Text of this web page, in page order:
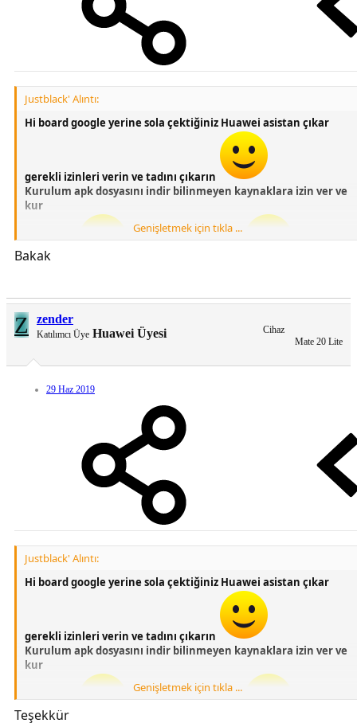
Justblack' Alıntı:
Hi board google yerine sola çektiğiniz Huawei asistan çıkar
gerekli izinleri verin ve tadını çıkarın
Kurulum apk dosyasını indir bilinmeyen kaynaklara izin ver ve
kur
Türkçedir
Genişletmek için tıkla ...
Bakak
Z zender
Katılımcı Üye Huawei Üyesi
Cihaz
Mate 20 Lite
29 Haz 2019
Justblack' Alıntı:
Hi board google yerine sola çektiğiniz Huawei asistan çıkar
gerekli izinleri verin ve tadını çıkarın
Kurulum apk dosyasını indir bilinmeyen kaynaklara izin ver ve
kur
Türkçedir
Genişletmek için tıkla ...
Teşekkür